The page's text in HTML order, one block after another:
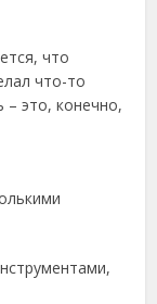
что
что-то
– это, конечно,